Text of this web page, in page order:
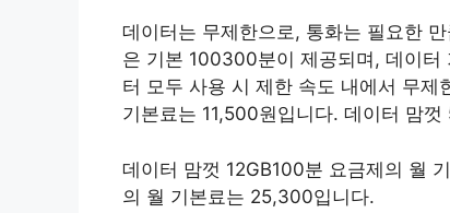
데이터는 무제한으로, 통화는 필요한
은 기본 100300분이 제공되며, 데이터
터 모두 사용 시 제한 속도 내에서 무
기본료는 11,500원입니다. 데이터 맘
데이터 맘껏 12GB100분 요금제의 월
의 월 기본료는 25,300입니다.